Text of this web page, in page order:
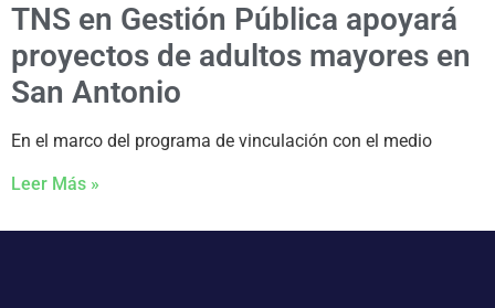
TNS en Gestión Pública apoyará
proyectos de adultos mayores en
San Antonio
En el marco del programa de vinculación con el medio
Leer Más »